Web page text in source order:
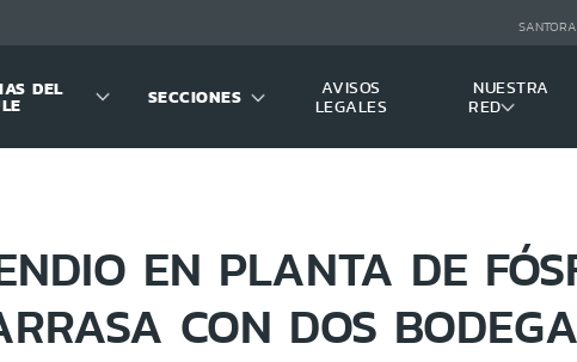
DEL SECCIONES
AVISOS
LEGALES
NUESTRA
RED
EN PLANTA DE
CON DOS